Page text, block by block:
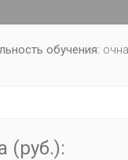
обучения:
(руб.):